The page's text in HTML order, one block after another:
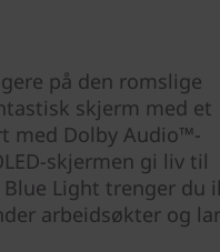
på den romslige
skjerm med et
med Dolby Audio™-
skjermen gi liv til
Light trenger du
arbeidsøkter og